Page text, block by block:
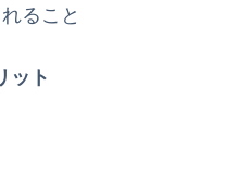
ること
ット